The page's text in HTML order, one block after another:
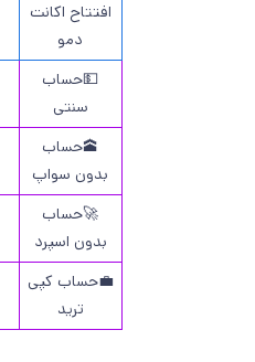
افتتاح اکانت
دمو
💵حساب
سنتی
🕋حساب
بدون سواپ
🚀حساب
بدون اسپرد
💼حساب کپی
ترید